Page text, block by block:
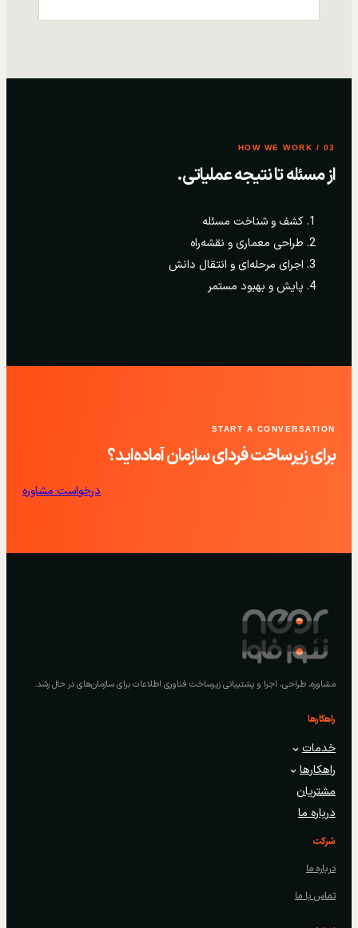
03 / HOW WE WORK
از مسئله تا نتیجه عملیاتی.
کشف و شناخت مسئله
طراحی معماری و نقشه‌راه
اجرای مرحله‌ای و انتقال دانش
پایش و بهبود مستمر
START A CONVERSATION
برای زیرساخت فردای سازمان آماده‌اید؟
درخواست مشاوره
مشاوره، طراحی، اجرا و پشتیبانی زیرساخت فناوری اطلاعات برای سازمان‌های در حال رشد.
راهکارها
خدمات
راهکارها
مشتریان
درباره ما
شرکت
درباره ما
تماس با ما